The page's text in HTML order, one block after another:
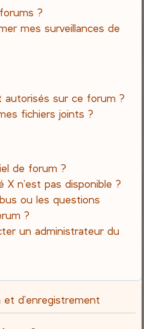
?
mes surveillances de
autorisés sur ce forum ?
fichiers joints ?
de forum ?
n’est pas disponible ?
ou les questions
?
un administrateur du
d’enregistrement